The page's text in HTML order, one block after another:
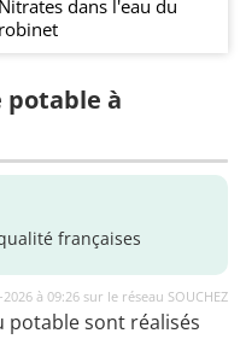
Nitrates dans l'eau du
robinet
potable à
françaises
à 09:26 sur le réseau SOUCHEZ
potable sont réalisés